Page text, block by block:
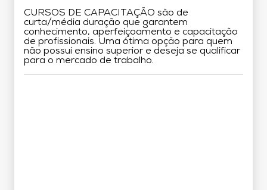
CURSOS DE CAPACITAÇÃO são de
curta/média duração que garantem
conhecimento, aperfeiçoamento e capacitação
de profissionais. Uma ótima opção para quem
não possui ensino superior e deseja se qualificar
para o mercado de trabalho.